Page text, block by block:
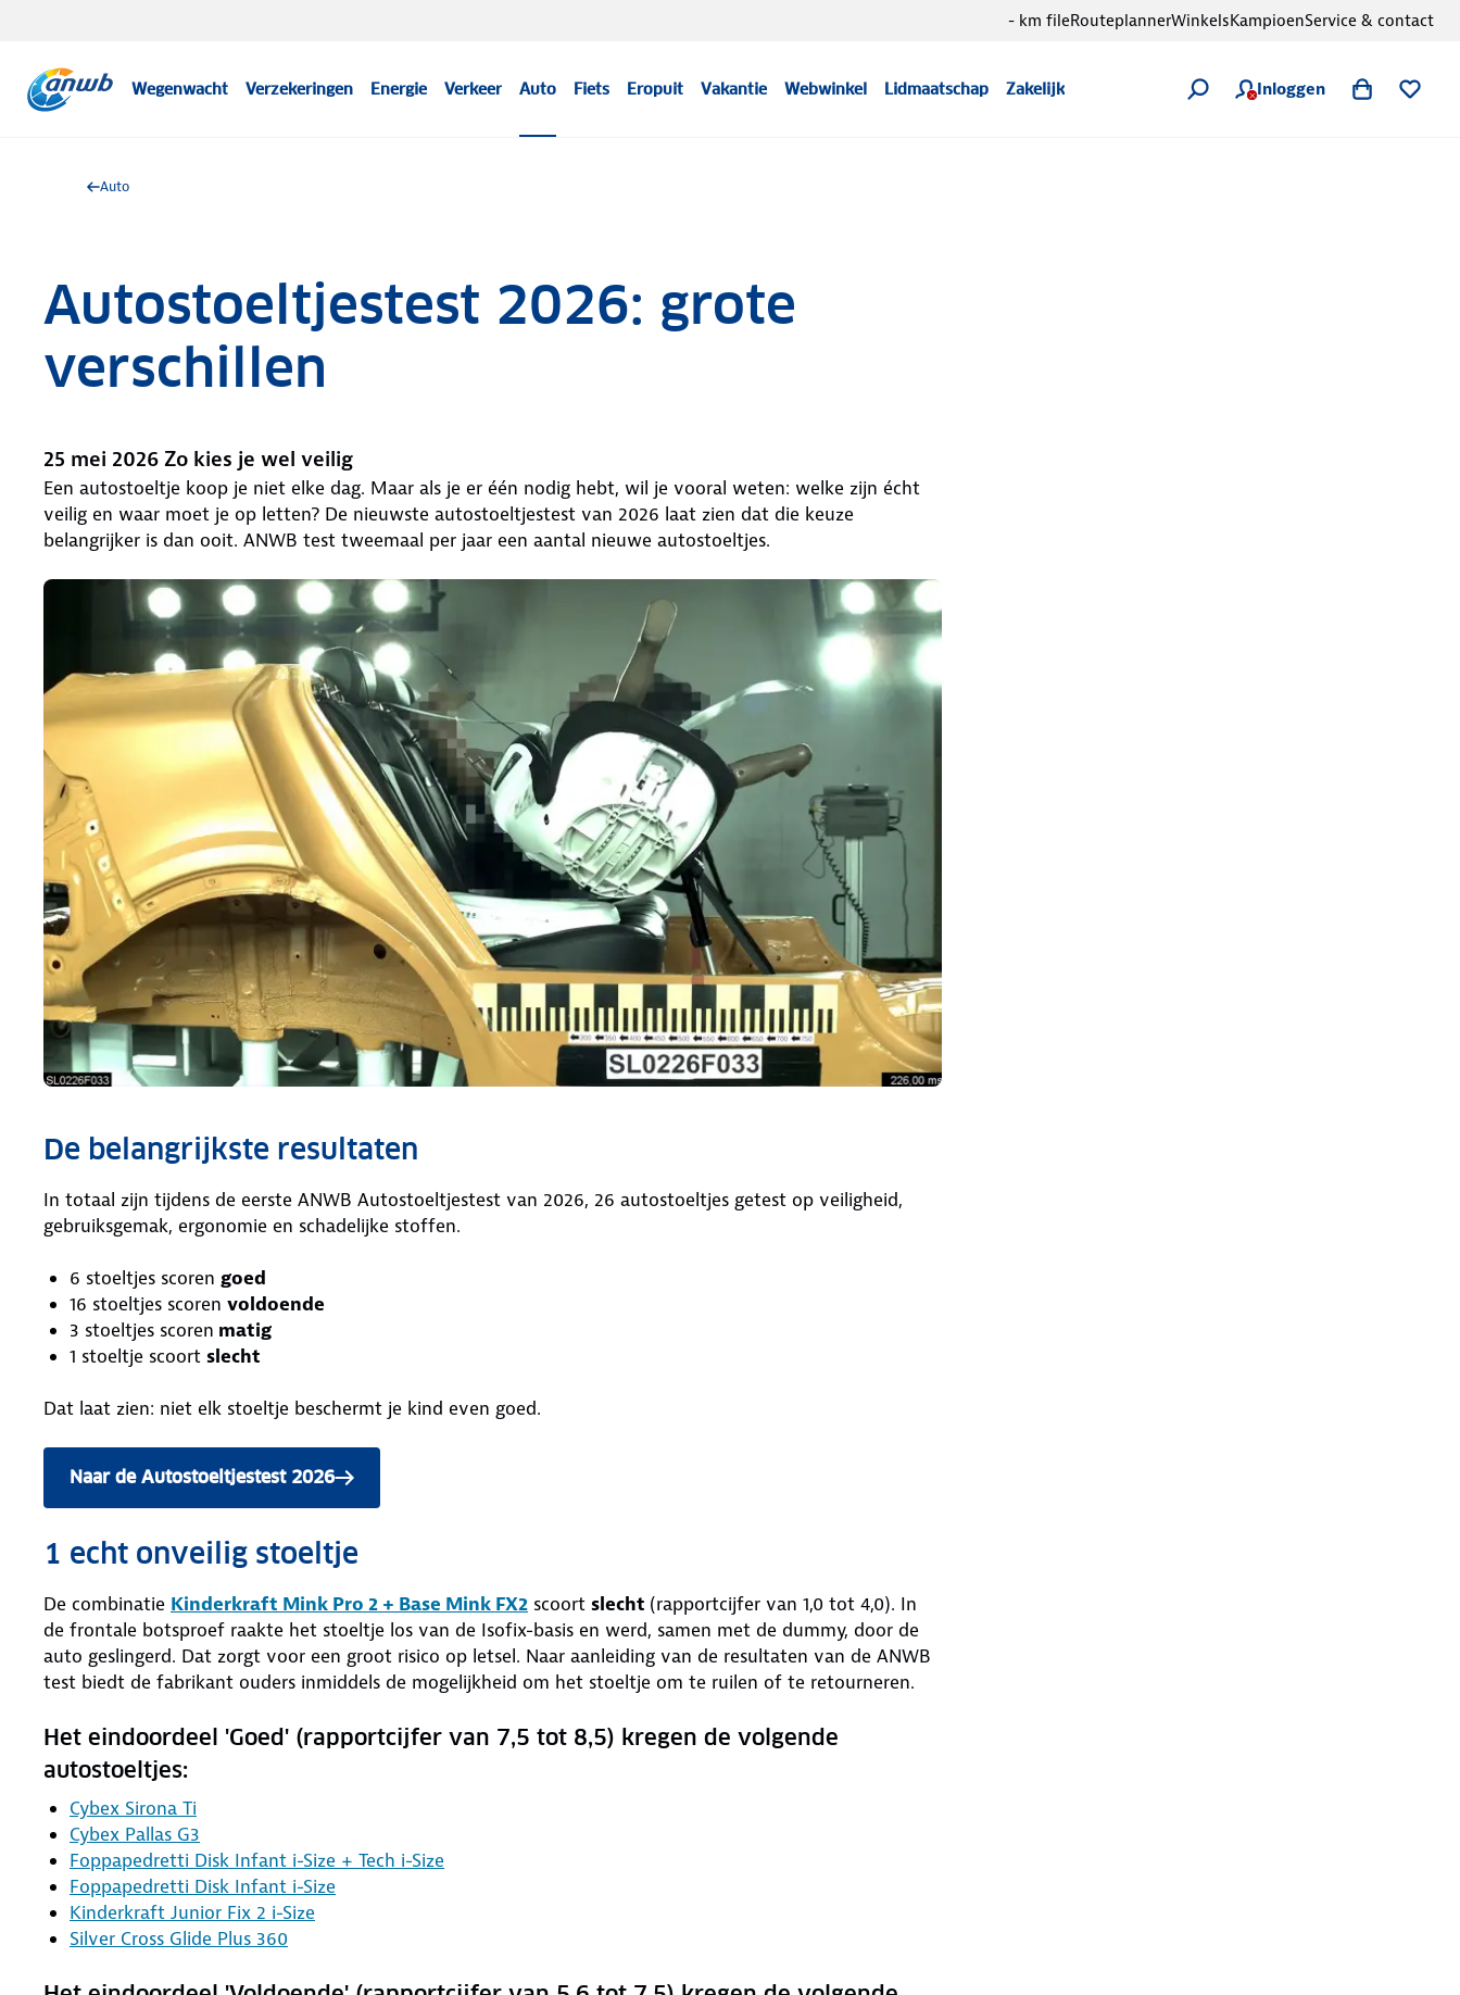
Wegenwacht Verzekeringen Energie Verkeer Auto Fiets Eropuit Vakantie Webwinkel Lidmaatschap Zakelijk Inloggen
- km fileRouteplannerWinkelsKampioenService & contact
Auto
Autostoeltjestest 2026: grote
verschillen
25 mei 2026 Zo kies je wel veilig
Een autostoeltje koop je niet elke dag. Maar als je er één nodig hebt, wil je vooral weten: welke zijn écht
veilig en waar moet je op letten? De nieuwste autostoeltjestest van 2026 laat zien dat die keuze
belangrijker is dan ooit. ANWB test tweemaal per jaar een aantal nieuwe autostoeltjes.
De belangrijkste resultaten
In totaal zijn tijdens de eerste ANWB Autostoeltjestest van 2026, 26 autostoeltjes getest op veiligheid,
gebruiksgemak, ergonomie en schadelijke stoffen.
6 stoeltjes scoren goed
16 stoeltjes scoren voldoende
3 stoeltjes scoren matig
1 stoeltje scoort slecht
Dat laat zien: niet elk stoeltje beschermt je kind even goed.
Naar de Autostoeltjestest 2026
1 echt onveilig stoeltje
De combinatie Kinderkraft Mink Pro 2 + Base Mink FX2 scoort slecht (rapportcijfer van 1,0 tot 4,0). In
de frontale botsproef raakte het stoeltje los van de Isofix-basis en werd, samen met de dummy, door de
auto geslingerd. Dat zorgt voor een groot risico op letsel. Naar aanleiding van de resultaten van de ANWB
test biedt de fabrikant ouders inmiddels de mogelijkheid om het stoeltje om te ruilen of te retourneren.
Het eindoordeel 'Goed' (rapportcijfer van 7,5 tot 8,5) kregen de volgende
autostoeltjes:
Cybex Sirona Ti
Cybex Pallas G3
Foppapedretti Disk Infant i-Size + Tech i-Size
Foppapedretti Disk Infant i-Size
Kinderkraft Junior Fix 2 i-Size
Silver Cross Glide Plus 360